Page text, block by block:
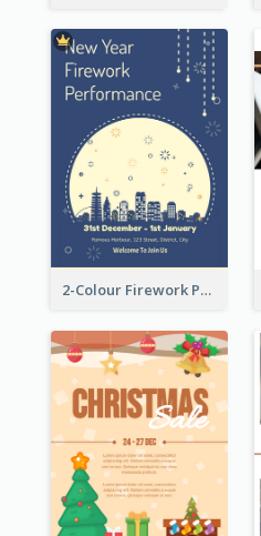
2-Colour Firework Performance With City Background